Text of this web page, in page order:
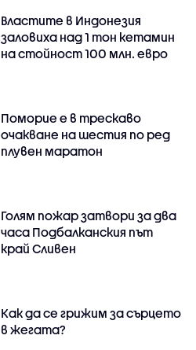
Властите в Индонезия
заловиха над 1 тон кетамин
на стойност 100 млн. евро
Поморие е в трескаво
очакване на шестия по ред
плувен маратон
Голям пожар затвори за два
часа Подбалканския път
край Сливен
Как да се грижим за сърцето
в жегата?